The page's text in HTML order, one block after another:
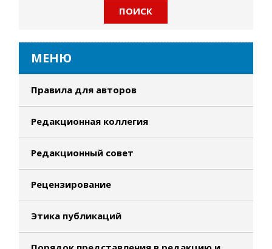
МЕНЮ
Правила для авторов
Редакционная коллегия
Редакционный совет
Рецензирование
Этика публикаций